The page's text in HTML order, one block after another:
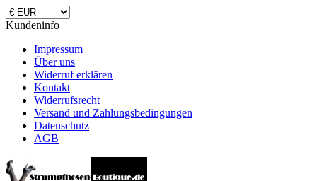
Kundeninfo
Impressum
Über uns
Widerruf erklären
Kontakt
Widerrufsrecht
Versand und Zahlungsbedingungen
Datenschutz
AGB